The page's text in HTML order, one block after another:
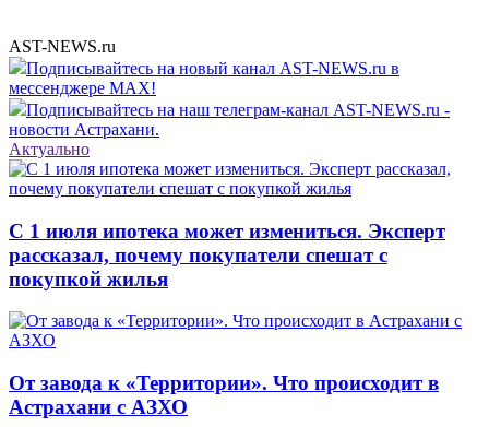
AST-NEWS.ru
Подписывайтесь на новый канал AST-NEWS.ru в
мессенджере MAX!
Подписывайтесь на наш телеграм-канал AST-NEWS.ru -
новости Астрахани.
Актуально
С 1 июля ипотека может измениться. Эксперт
рассказал, почему покупатели спешат с
покупкой жилья
От завода к «Территории». Что происходит в
Астрахани с АЗХО